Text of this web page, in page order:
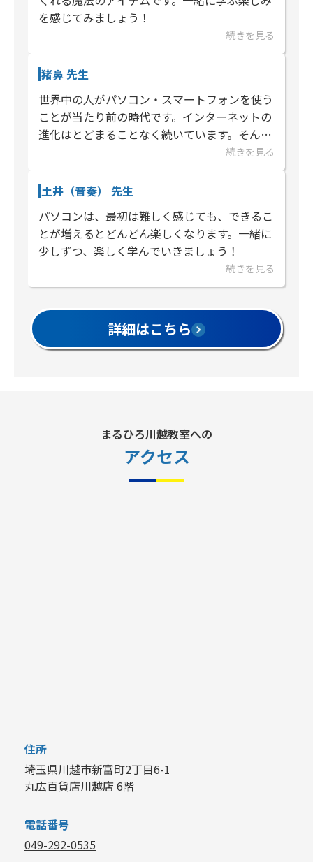
を感じてみましょう！
続きを見る
猪鼻 先生
世界中の人がパソコン・スマートフォンを使う
ことが当たり前の時代です。インターネットの
進化はとどまることなく続いています。そんな
時代に負けない様に、新しい知識を取り入れ対
続きを見る
土井（音奏） 先生
パソコンは、最初は難しく感じても、できるこ
とが増えるとどんどん楽しくなります。一緒に
少しずつ、楽しく学んでいきましょう！
続きを見る
詳細はこちら
まるひろ川越教室への
アクセス
住所
埼玉県川越市新富町2丁目6-1
丸広百貨店川越店 6階
電話番号
049-292-0535